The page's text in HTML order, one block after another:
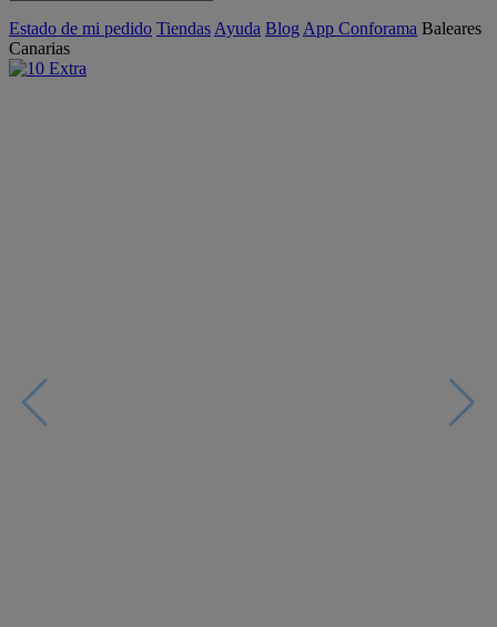
Estado de mi pedido Tiendas Ayuda Blog App Conforama Baleares
Canarias